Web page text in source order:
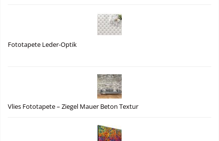
Fototapete Leder-Optik
Vlies Fototapete – Ziegel Mauer Beton Textur